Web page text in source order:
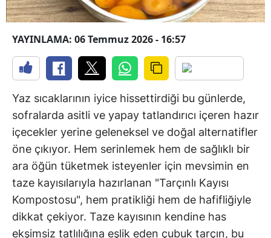
YAYINLAMA: 06 Temmuz 2026 - 16:57
Yaz sıcaklarının iyice hissettirdiği bu günlerde,
sofralarda asitli ve yapay tatlandırıcı içeren hazır
içecekler yerine geleneksel ve doğal alternatifler
öne çıkıyor. Hem serinlemek hem de sağlıklı bir
ara öğün tüketmek isteyenler için mevsimin en
taze kayısılarıyla hazırlanan "Tarçınlı Kayısı
Kompostosu", hem pratikliği hem de hafifliğiyle
dikkat çekiyor. Taze kayısının kendine has
ekşimsiz tatlılığına eşlik eden çubuk tarçın, bu